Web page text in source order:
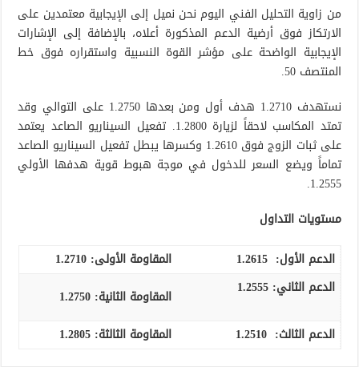
من زاوية التحليل الفني اليوم نحن نميل إلى الإيجابية معتمدين على
الارتكاز فوق أرضية الدعم المذكورة أعلاه، بالإضافة إلى الإشارات
الإيجابية الواضحة على مؤشر القوة النسبية واستقراره فوق خط
المنتصف 50.
نستهدف 1.2710 هدف أول ومن بعدها 1.2750 على التوالي وقد
تمتد المكاسب لاحقاً لزيارة 1.2800. تفعيل السيناريو الصاعد يعتمد
على ثبات الزوج فوق 1.2610 وكسرها يبطل تفعيل السيناريو الصاعد
تماماً ويضع السعر للدخول في موجة هبوط قوية هدفها الأولي
1.2555.
مستويات التداول
الدعم الأول: 1.2615 المقاومة الأولى: 1.2710
الدعم الثاني: 1.2555 المقاومة الثانية: 1.2750
الدعم الثالث: المقاومة الثالثة: 1.2805